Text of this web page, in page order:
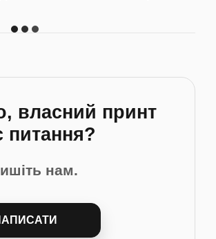
власний принт
питання?
нам.